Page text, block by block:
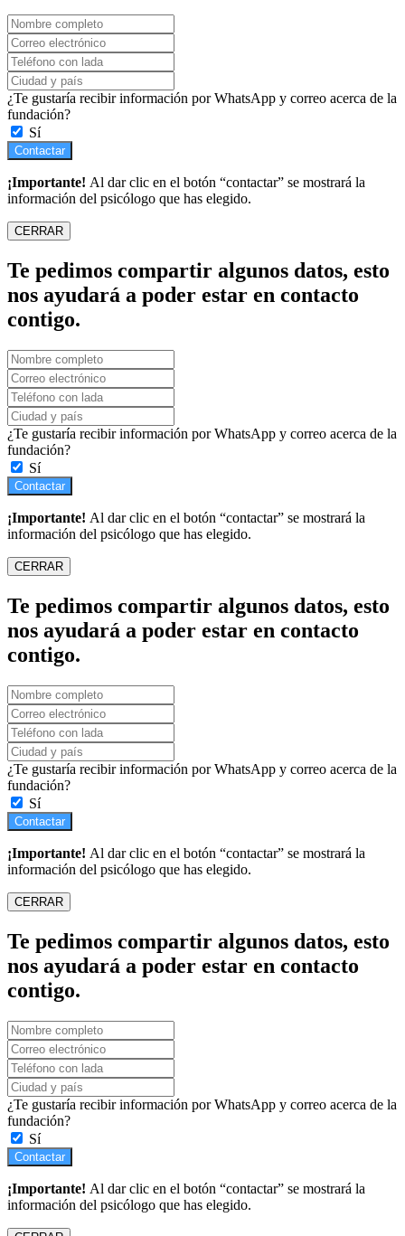
¿Te gustaría recibir información por WhatsApp y correo acerca de la
fundación?
Sí
Contactar
¡Importante! Al dar clic en el botón “contactar” se mostrará la
información del psicólogo que has elegido.
CERRAR
Te pedimos compartir algunos datos, esto
nos ayudará a poder estar en contacto
contigo.
¿Te gustaría recibir información por WhatsApp y correo acerca de la
fundación?
Sí
Contactar
¡Importante! Al dar clic en el botón “contactar” se mostrará la
información del psicólogo que has elegido.
CERRAR
Te pedimos compartir algunos datos, esto
nos ayudará a poder estar en contacto
contigo.
¿Te gustaría recibir información por WhatsApp y correo acerca de la
fundación?
Sí
Contactar
¡Importante! Al dar clic en el botón “contactar” se mostrará la
información del psicólogo que has elegido.
CERRAR
Te pedimos compartir algunos datos, esto
nos ayudará a poder estar en contacto
contigo.
¿Te gustaría recibir información por WhatsApp y correo acerca de la
fundación?
Sí
Contactar
¡Importante! Al dar clic en el botón “contactar” se mostrará la
información del psicólogo que has elegido.